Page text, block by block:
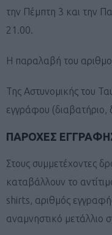
την Πέμπτη 3 και την
21.00.
Η παραλαβή του
Της Αστυνομικής του
εγγράφου
ΠΑΡΟΧΕΣ
Στους συμμετέχοντες
καταβάλλουν το
shirts, αριθμός
αναμνηστικό μετάλλιο